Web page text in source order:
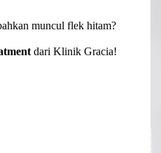
muncul flek hitam?
dari Klinik Gracia!